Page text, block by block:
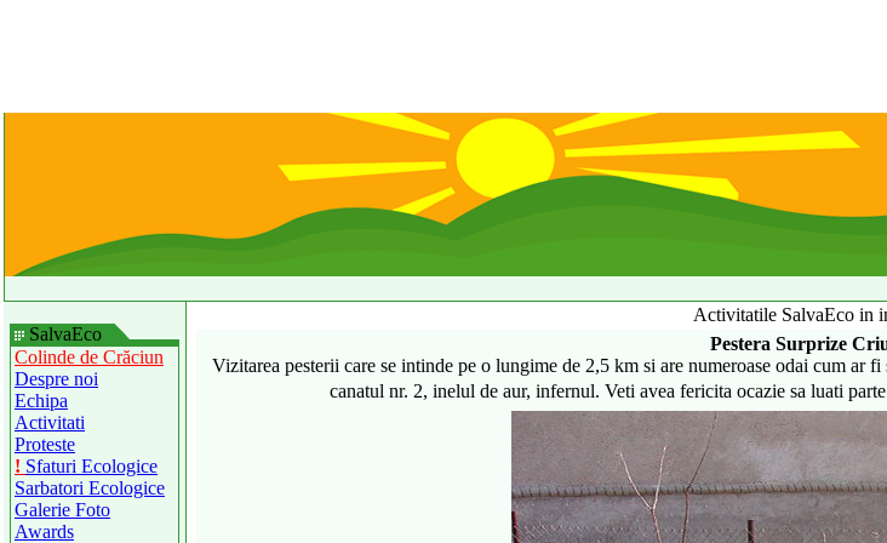
SalvaEco
Colinde de Crăciun
Despre noi
Echipa
Activitati
Proteste
! Sfaturi Ecologice
Sarbatori Ecologice
Galerie Foto
Awards
Activitatile SalvaEco in
Pestera Surprize
Vizitarea pesterii care se intinde pe o lungime de 2,5 km si are numeroase odai cum ar
canatul nr. 2, inelul de aur, infernul. Veti avea fericita ocazie sa luati